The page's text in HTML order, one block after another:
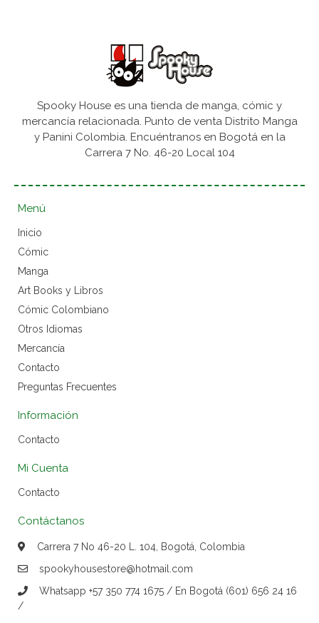
Spooky House es una tienda de manga, cómic y
mercancía relacionada. Punto de venta Distrito Manga
y Panini Colombia. Encuéntranos en Bogotá en la
Carrera 7 No. 46-20 Local 104
Menú
Inicio
Cómic
Manga
Art Books y Libros
Cómic Colombiano
Otros Idiomas
Mercancía
Contacto
Preguntas Frecuentes
Información
Contacto
Mi Cuenta
Contacto
Contáctanos
Carrera 7 No 46-20 L. 104, Bogotá, Colombia
spookyhousestore@hotmail.com
Whatsapp +57 350 774 1675 / En Bogotá (601) 656 24 16
/